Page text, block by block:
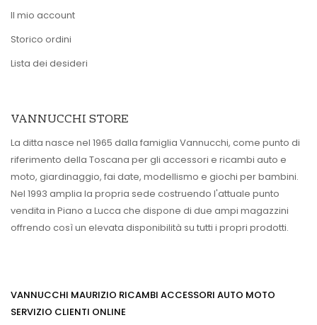
Il mio account
Storico ordini
Lista dei desideri
VANNUCCHI STORE
La ditta nasce nel 1965 dalla famiglia Vannucchi, come punto di
riferimento della Toscana per gli accessori e ricambi auto e
moto, giardinaggio, fai date, modellismo e giochi per bambini.
Nel 1993 amplia la propria sede costruendo l'attuale punto
vendita in Piano a Lucca che dispone di due ampi magazzini
offrendo così un elevata disponibilità su tutti i propri prodotti.
VANNUCCHI MAURIZIO RICAMBI ACCESSORI AUTO MOTO
SERVIZIO CLIENTI ONLINE